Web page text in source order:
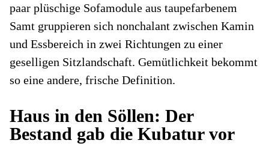
paar plüschige Sofamodule aus taupefarbenem
Samt gruppieren sich nonchalant zwischen Kamin
und Essbereich in zwei Richtungen zu einer
geselligen Sitzlandschaft. Gemütlichkeit bekommt
so eine andere, frische Definition.
Haus in den Söllen: Der
Bestand gab die Kubatur vor